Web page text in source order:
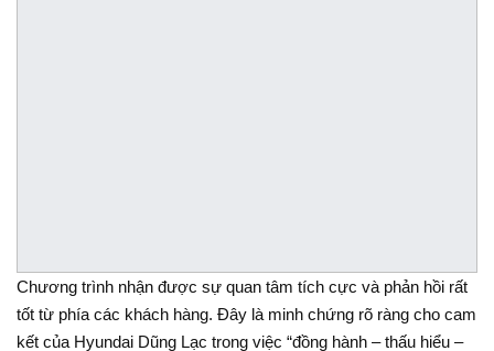
Chương trình nhận được sự quan tâm tích cực và phản hồi rất
tốt từ phía các khách hàng. Đây là minh chứng rõ ràng cho cam
kết của Hyundai Dũng Lạc trong việc “đồng hành – thấu hiểu –